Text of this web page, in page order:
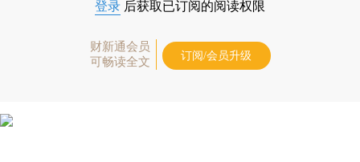
登录 后获取已订阅的阅读权限
财新通会员
可畅读全文
订阅/会员升级